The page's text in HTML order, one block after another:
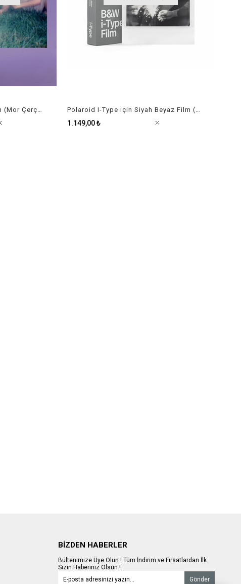
Polaroid Go için Renkli Film (Mor Çerçeveli) Polaroid I-Type için Siyah Beyaz Film (8 Adet)
1.149,00 ₺
BİZDEN HABERLER
Bültenimize Üye Olun ! Tüm İndirim ve Fırsatlardan İlk
Sizin Haberiniz Olsun !
Gönder